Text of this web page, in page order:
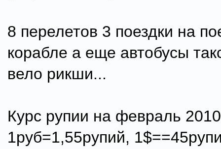
8 перелетов 3 поездки на
корабле а еще автобусы
вело рикши...
Курс рупии на февраль
1руб=1,55рупий,